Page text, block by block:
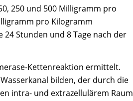
250 und 500 Milligramm pro
pro Kilogramm
Stunden und 8 Tage nach der
Kettenreaktion ermittelt.
bilden, der durch die
intra- und extrazellulärem Raum